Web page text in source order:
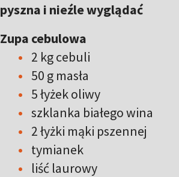
pyszna i nieźle wyglądać
Zupa cebulowa
2 kg cebuli
50 g masła
5 łyżek oliwy
szklanka białego wina
2 łyżki mąki pszennej
tymianek
liść laurowy